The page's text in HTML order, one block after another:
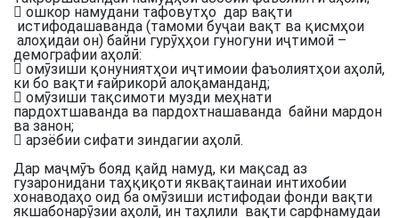
 ошкор намудани тафовутҳо дар вақти
истифодашаванда (тамоми буҷаи вақт ва қисмҳои
алоҳидаи он) байни гурӯҳҳои гуногуни иҷтимоӣ –
демографии аҳолӣ:
 омӯзиши қонуниятҳои иҷтимоии фаъолиятҳои аҳолӣ,
ки бо вақти ғайрикорӣ алоқаманданд;
 омӯзиши тақсимоти музди меҳнати
пардохтшаванда ва пардохтнашаванда байни мардон
ва занон;
 арзёбии сифати зиндагии аҳолӣ.
Дар маҷмӯъ бояд қайд намуд, ки мақсад аз
гузаронидани таҳқиқоти яквақтаинаи интихобии
хонаводаҳо оид ба омӯзиши истифодаи фонди вақти
якшабонарӯзии аҳолӣ, ин таҳлили вақти сарфнамудаи